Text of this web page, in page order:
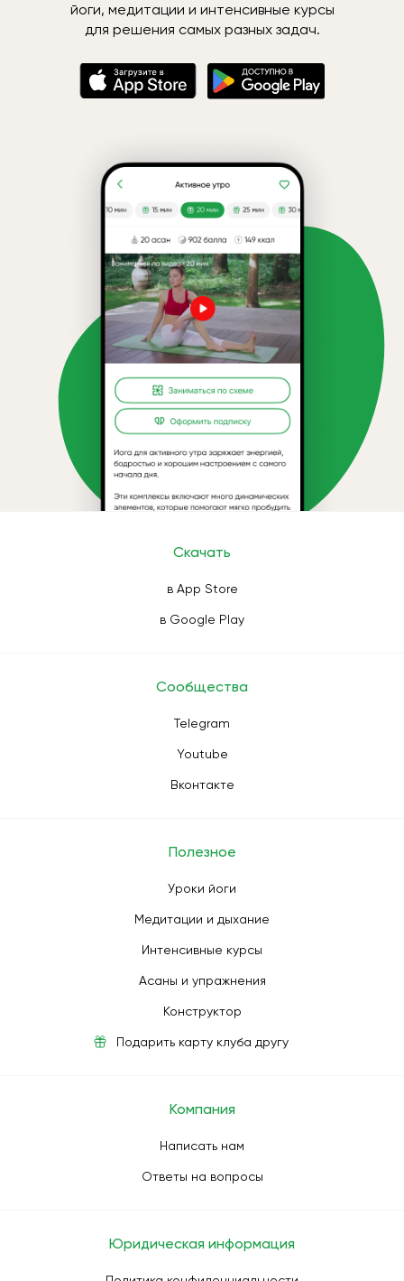
йоги, медитации и интенсивные курсы
для решения самых разных задач.
Скачать
в App Store
в Google Play
Сообщества
Telegram
Youtube
Вконтакте
Полезное
Уроки йоги
Медитации и дыхание
Интенсивные курсы
Асаны и упражнения
Конструктор
Подарить карту клуба другу
Компания
Написать нам
Ответы на вопросы
Юридическая информация